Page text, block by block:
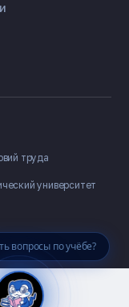
вопросы по учёбе?
университет
труда